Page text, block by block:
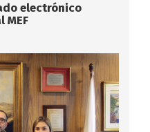
electrónico
MEF